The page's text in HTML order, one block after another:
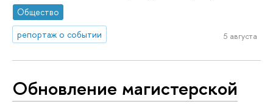
Общество
репортаж о событии
5 августа
Обновление магистерской